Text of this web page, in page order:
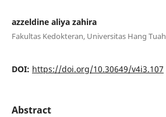
azzeldine aliya zahira
Fakultas Kedokteran, Universitas Hang Tuah
DOI: https://doi.org/10.30649/v4i3.107
Abstract